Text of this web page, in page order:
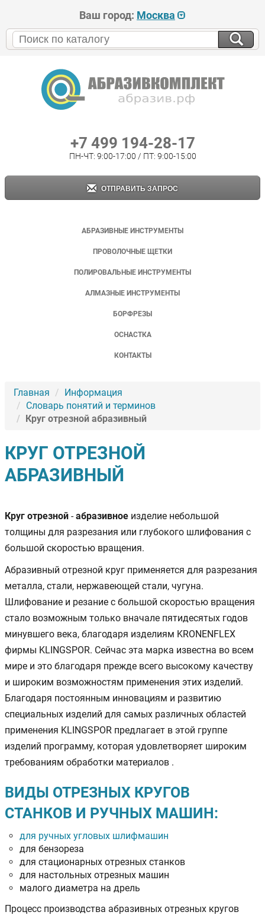
Ваш город: Москва
+7 499 194-28-17
ПН-ЧТ: 9:00-17:00 / ПТ: 9:00-15:00
ОТПРАВИТЬ ЗАПРОС
АБРАЗИВНЫЕ ИНСТРУМЕНТЫ
ПРОВОЛОЧНЫЕ ЩЕТКИ
ПОЛИРОВАЛЬНЫЕ ИНСТРУМЕНТЫ
АЛМАЗНЫЕ ИНСТРУМЕНТЫ
БОРФРЕЗЫ
ОСНАСТКА
КОНТАКТЫ
Главная
Информация
Словарь понятий и терминов
Круг отрезной абразивный
КРУГ ОТРЕЗНОЙ
АБРАЗИВНЫЙ
Круг отрезной -абразивное изделие небольшой
толщины для разрезания или глубокого шлифования с
большой скоростью вращения.
Абразивный отрезной круг применяется для разрезания
металла, стали, нержавеющей стали, чугуна.
Шлифование и резание с большой скоростью вращения
стало возможным только вначале пятидесятых годов
минувшего века, благодаря изделиям KRONENFLEX
фирмы KLINGSPOR. Сейчас эта марка известна во всем
мире и это благодаря прежде всего высокому качеству
и широким возможностям применения этих изделий.
Благодаря постоянным инновациям и развитию
специальных изделий для самых различных областей
применения KLINGSPOR предлагает в этой группе
изделий программу, которая удовлетворяет широким
требованиям обработки материалов .
ВИДЫ ОТРЕЗНЫХ КРУГОВ
СТАНКОВ И РУЧНЫХ МАШИН:
для ручных угловых шлифмашин
для бензореза
для стационарных отрезных станков
для настольных отрезных машин
малого диаметра на дрель
Процесс производства абразивных отрезных кругов